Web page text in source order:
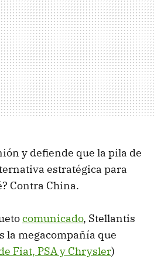
y defiende que la pila de
estratégica para
Contra China.
comunicado, Stellantis
la megacompañía que
Fiat, PSA y Chrysler)